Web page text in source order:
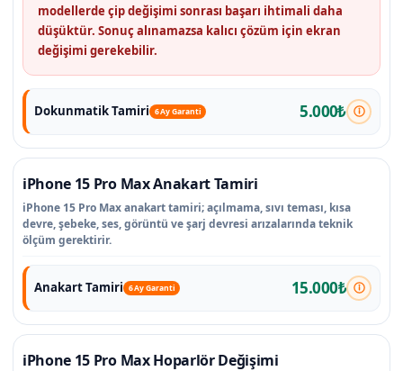
modellerde çip değişimi sonrası başarı ihtimali daha
düşüktür. Sonuç alınamazsa kalıcı çözüm için ekran
değişimi gerekebilir.
Dokunmatik Tamiri 6 Ay Garanti 5.000₺
iPhone 15 Pro Max Anakart Tamiri
iPhone 15 Pro Max anakart tamiri; açılmama, sıvı teması, kısa
devre, şebeke, ses, görüntü ve şarj devresi arızalarında teknik
ölçüm gerektirir.
Anakart Tamiri 6 Ay Garanti 15.000₺
iPhone 15 Pro Max Hoparlör Değişimi